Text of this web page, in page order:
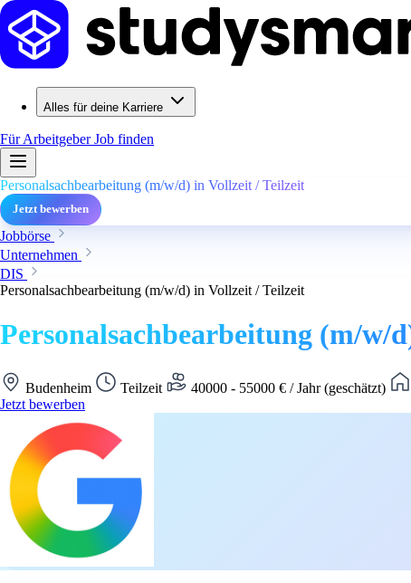
Alles für deine Karriere
Für ArbeitgeberJob finden
Personalsachbearbeitung (m/w/d) in Vollzeit / Teilzeit
Jetzt bewerben
Jobbörse
Unternehmen
DIS
Personalsachbearbeitung (m/w/d) in Vollzeit / Teilzeit
Personalsachbearbeitung (m/w/
Budenheim Teilzeit 40000 - 55000 € / Jahr (geschätzt)
Jetzt bewerben